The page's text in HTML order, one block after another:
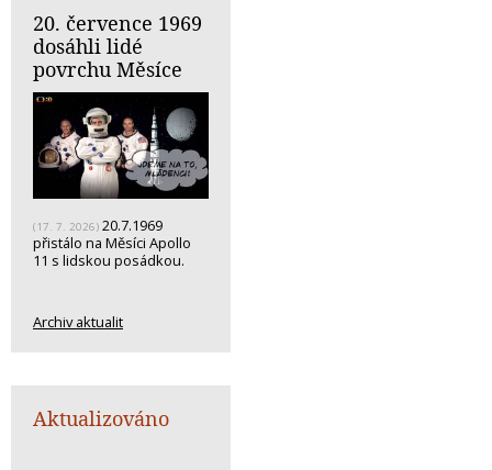
20. července 1969
dosáhli lidé
povrchu Měsíce
(17. 7. 2026) 20.7.1969
přistálo na Měsíci Apollo
11 s lidskou posádkou.
Archiv aktualit
Aktualizováno